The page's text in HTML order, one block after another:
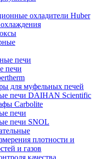
охладители Huber
печи
печи
для муфельных печей
печи DAIHAN Scientific
Carbolite
печи
печи SNOL
плотности и
и газов
качества